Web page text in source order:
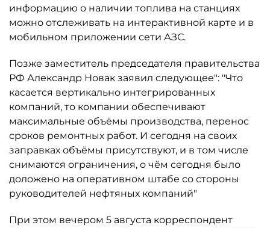
информацию о наличии топлива на станциях
можно отслеживать на интерактивной карте и в
мобильном приложении сети АЗС.
Позже заместитель председателя правительства
РФ Александр Новак заявил следующее": "Что
касается вертикально интегрированных
компаний, то компании обеспечивают
максимальные объёмы производства, перенос
сроков ремонтных работ. И сегодня на своих
заправках объёмы присутствуют, и в том числе
снимаются ограничения, о чём сегодня было
доложено на оперативном штабе со стороны
руководителей нефтяных компаний"
При этом вечером 5 августа корреспондент